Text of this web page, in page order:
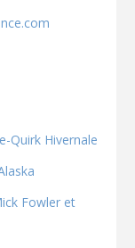
Quirk Hivernale
Fowler et